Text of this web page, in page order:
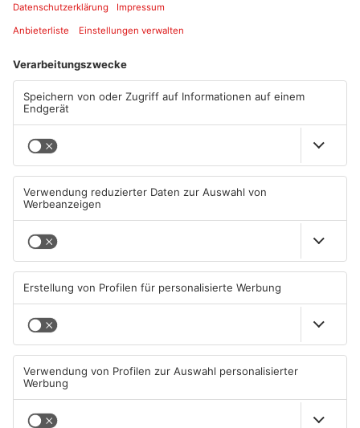
Vereinsbindung und ohne Kosten.
vorstand@einigkeit-karlstein.de
Datum und Uhrzeit
So. 23. Juni 2024, 19:30 Uhr - So. 23. Juni 2024, 23:30 Uhr
ICAL GOOGLE YAHOO
Standort
Micha´s Event Location beim SV Zellhausen
Sausteige 1
63533 Mainhausen